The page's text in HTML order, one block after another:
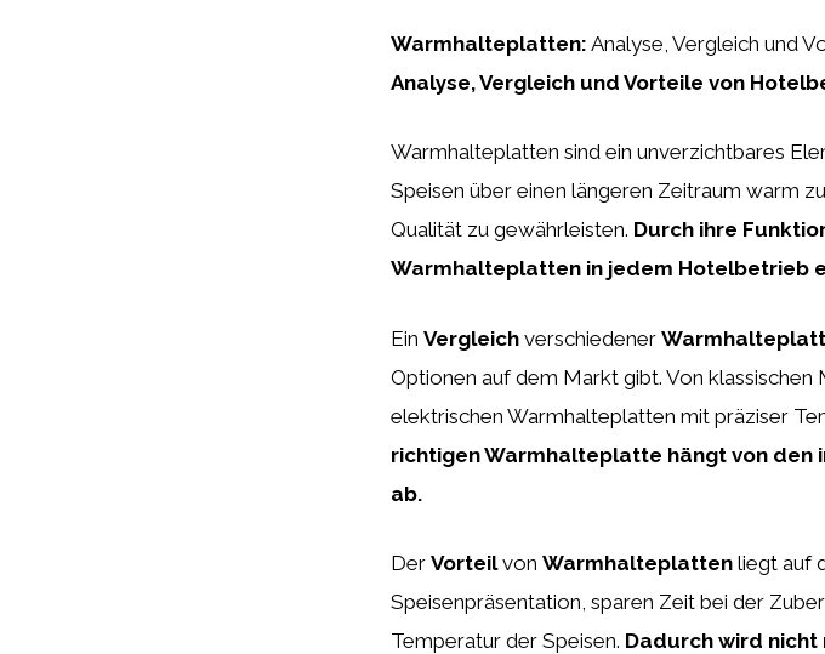
Warmhalteplatten: Analyse, Vergleich und
Analyse, Vergleich und Vorteile von
Warmhalteplatten sind ein unverzichtbares
Speisen über einen längeren Zeitraum warm
Qualität zu gewährleisten. Durch ihre
Warmhalteplatten in jedem Hotelbetrieb
Ein Vergleich verschiedener
Optionen auf dem Markt gibt. Von
elektrischen Warmhalteplatten mit präziser
richtigen Warmhalteplatte hängt von den
ab.
Der Vorteilvon Warmhalteplatten liegt auf
Speisenpräsentation, sparen Zeit bei der
Temperatur der Speisen. Dadurch wird